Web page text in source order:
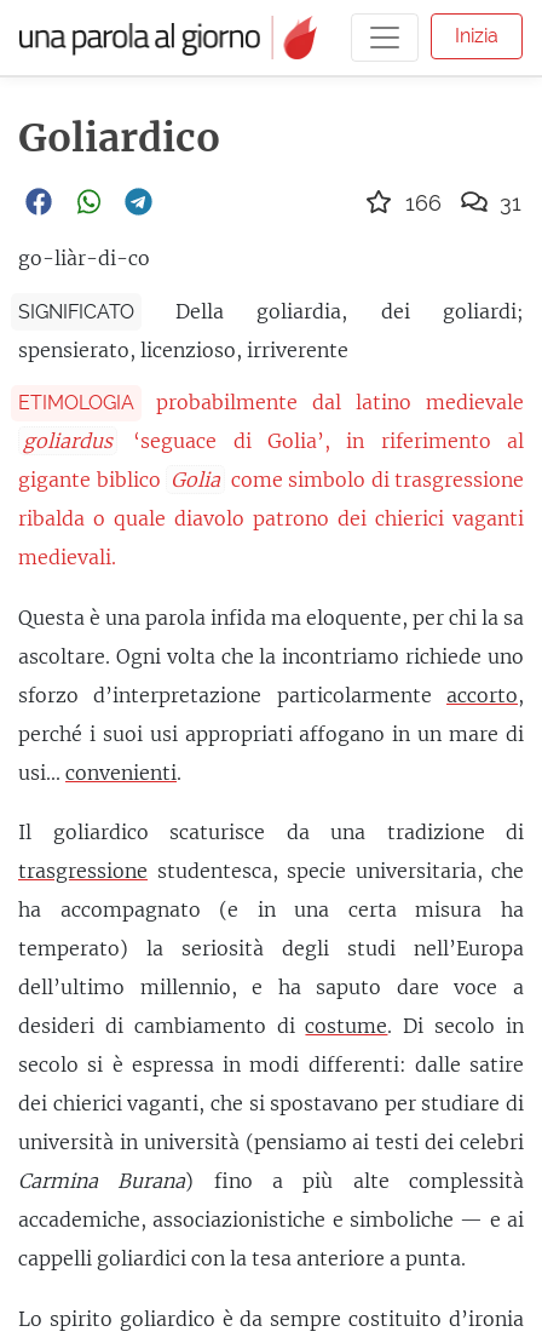
Inizia
Goliardico
go-liàr-di-co
SIGNIFICATO
Della goliardia, dei goliardi;
spensierato, licenzioso, irriverente
ETIMOLOGIA
probabilmente dal latino medievale
goliardus
‘seguace di Golia’, in riferimento al
gigante biblico Golia come simbolo di trasgressione
ribalda o quale diavolo patrono dei chierici vaganti
medievali.
Questa è una parola infida ma eloquente, per chi la sa
ascoltare. Ogni volta che la incontriamo richiede uno
sforzo d’interpretazione particolarmente accorto,
perché i suoi usi appropriati affogano in un mare di
usi... convenienti.
Il goliardico scaturisce da una tradizione di
trasgressione studentesca, specie universitaria, che
ha accompagnato (e in una certa misura ha
temperato) la seriosità degli studi nell’Europa
dell’ultimo millennio, e ha saputo dare voce a
desideri di cambiamento dicostume. Di secolo in
secolo si è espressa in modi differenti: dalle satire
dei chierici vaganti, che si spostavano per studiare di
università in università (pensiamo ai testi dei celebri
Carmina Burana) fino a più alte complessità
accademiche, associazionistiche e simboliche — e ai
cappelli goliardici con la tesa anteriore a punta.
Lo spirito goliardico è da sempre costituito d’ironia
166 31